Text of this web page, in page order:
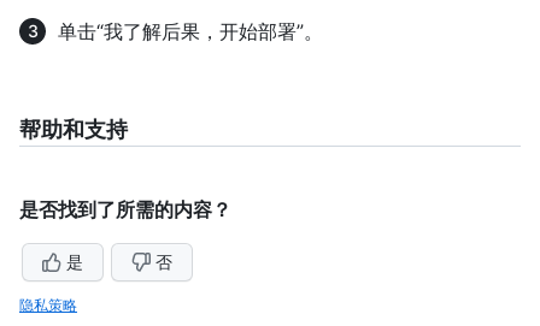
单击“我了解后果，开始部署”。
帮助和支持
是否找到了所需的内容？
是 否
隐私策略